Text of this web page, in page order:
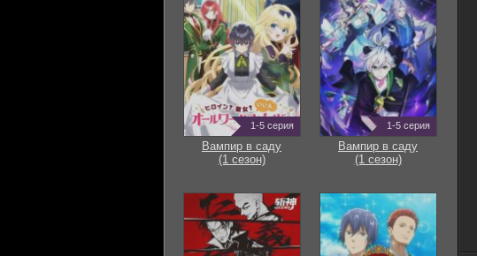
1-5 серия
Вампир в саду
(1 сезон)
1-5 серия
Вампир в саду
(1 сезон)